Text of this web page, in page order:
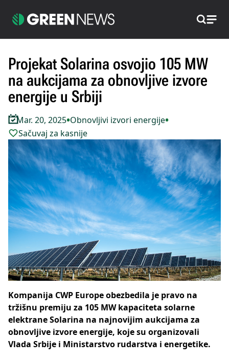
Pretraži
Projekat Solarina osvojio 105 MW
na aukcijama za obnovljive izvore
energije u Srbiji
Mar. 20, 2025•Obnovljivi izvori energije•
Sačuvaj za kasnije
Kompanija CWP Europe obezbedila je pravo na
tržišnu premiju za 105 MW kapaciteta solarne
elektrane Solarina na najnovijim aukcijama za
obnovljive izvore energije, koje su organizovali
Vlada Srbije i Ministarstvo rudarstva i energetike.